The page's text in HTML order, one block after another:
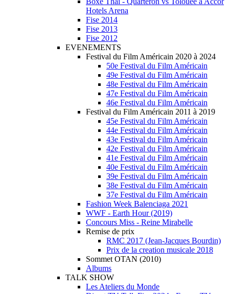
Hotels Arena
Fise 2014
Fise 2013
Fise 2012
EVENEMENTS
Festival du Film Américain 2020 à 2024
50e Festival du Film Américain
49e Festival du Film Américain
48e Festival du Film Américain
47e Festival du Film Américain
46e Festival du Film Américain
Festival du Film Américain 2011 à 2019
45e Festival du Film Américain
44e Festival du Film Américain
43e Festival du Film Américain
42e Festival du Film Américain
41e Festival du Film Américain
40e Festival du Film Américain
39e Festival du Film Américain
38e Festival du Film Américain
37e Festival du Film Américain
Fashion Week Balenciaga 2021
WWF - Earth Hour (2019)
Concours Miss - Reine Mirabelle
Remise de prix
RMC 2017 (Jean-Jacques Bourdin)
Prix de la creation musicale 2018
Sommet OTAN (2010)
Albums
TALK SHOW
Les Ateliers du Monde